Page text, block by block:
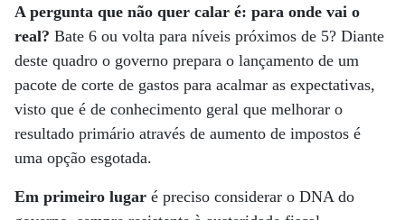
A pergunta que não quer calar é: para onde vai o
real? Bate 6 ou volta para níveis próximos de 5? Diante
deste quadro o governo prepara o lançamento de um
pacote de corte de gastos para acalmar as expectativas,
visto que é de conhecimento geral que melhorar o
resultado primário através de aumento de impostos é
uma opção esgotada.
Em primeiro lugar é preciso considerar o DNA do